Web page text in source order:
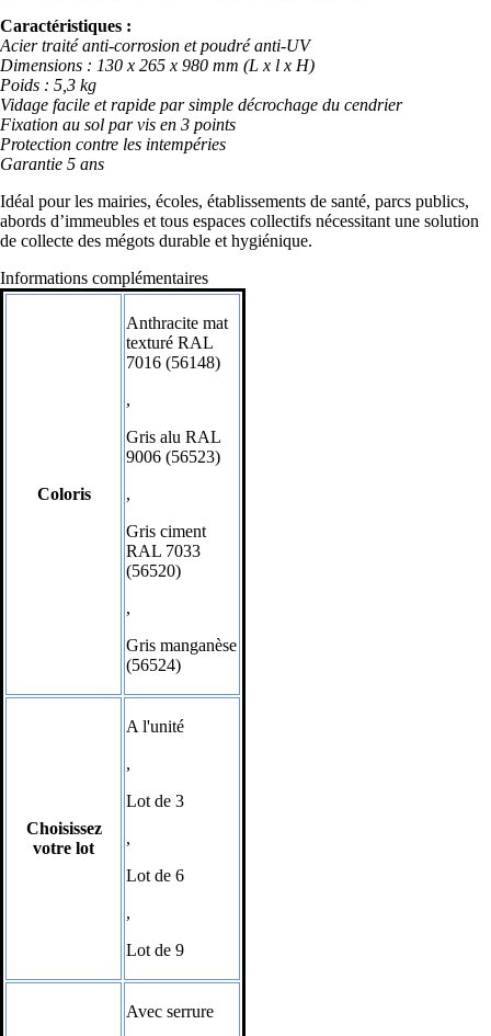
Caractéristiques :
Acier traité anti-corrosion et poudré anti-UV
Dimensions : 130 x 265 x 980 mm (L x l x H)
Poids : 5,3 kg
Vidage facile et rapide par simple décrochage du cendrier
Fixation au sol par vis en 3 points
Protection contre les intempéries
Garantie 5 ans
Idéal pour les mairies, écoles, établissements de santé, parcs publics,
abords d’immeubles et tous espaces collectifs nécessitant une solution
de collecte des mégots durable et hygiénique.
Informations complémentaires
Coloris
Anthracite mat
texturé RAL
7016 (56148)
,
Gris alu RAL
9006 (56523)
,
Gris ciment
RAL 7033
(56520)
,
Gris manganèse
(56524)
Choisissez
votre lot
A l'unité
,
Lot de 3
,
Lot de 6
,
Lot de 9
Avec serrure